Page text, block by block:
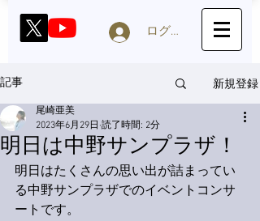
ログイン
記事 新規登録
明日は中野サンプラザ！
尾崎亜美
2023年6月29日 読了時間: 2分
明日はたくさんの思い出が詰まってい
る中野サンプラザでのイベントコンサ
ートです。